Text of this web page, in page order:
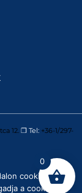
12. ❒ Tel: +36-1/297-
0
cookie-kat
a cookie-k